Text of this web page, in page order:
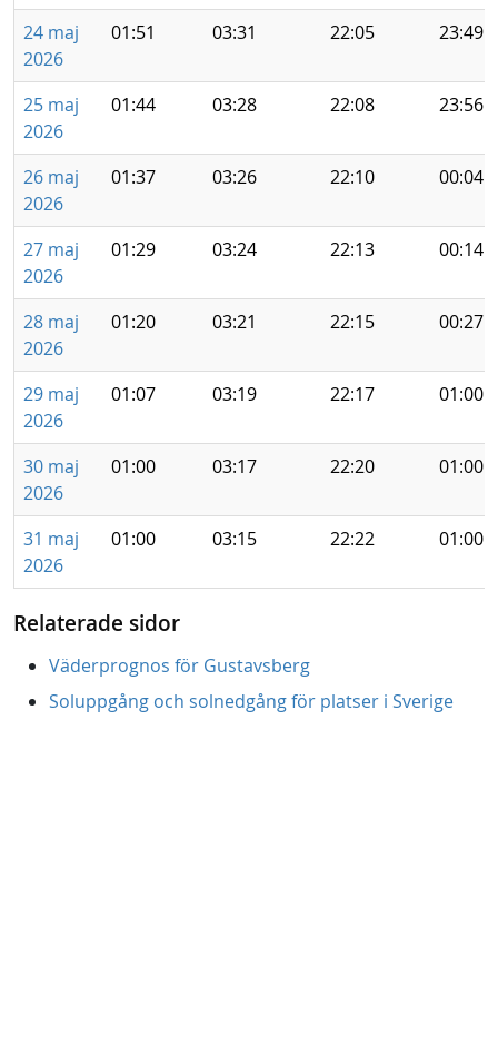
24 maj
2026
01:51 03:31 22:05 23:49
25 maj
2026
01:44 03:28 22:08 23:56
26 maj
2026
01:37 03:26 22:10 00:04
27 maj
2026
01:29 03:24 22:13 00:14
28 maj
2026
01:20 03:21 22:15 00:27
29 maj
2026
01:07 03:19 22:17 01:00
30 maj
2026
01:00 03:17 22:20 01:00
31 maj
2026
01:00 03:15 22:22 01:00
Relaterade sidor
Väderprognos för Gustavsberg
Soluppgång och solnedgång för platser i Sverige